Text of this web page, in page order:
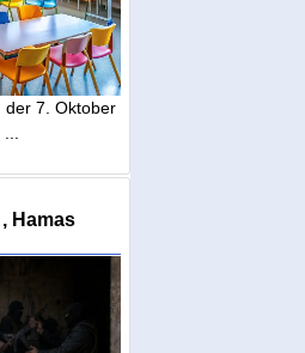
der 7. Oktober
Hamas